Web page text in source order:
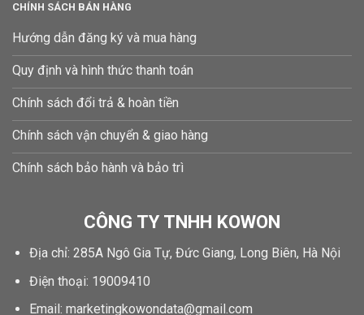
CHÍNH SÁCH BÁN HÀNG
Hướng dẫn đăng ký và mua hàng
Quy định và hình thức thanh toán
Chính sách đổi trả & hoàn tiền
Chính sách vận chuyển & giao hàng
Chính sách bảo hành và bảo trì
CÔNG TY TNHH KOWON
Địa chỉ: 285A Ngô Gia Tự, Đức Giang, Long Biên, Hà Nội
Điện thoại: 19009410
Email: marketingkowondata@gmail.com